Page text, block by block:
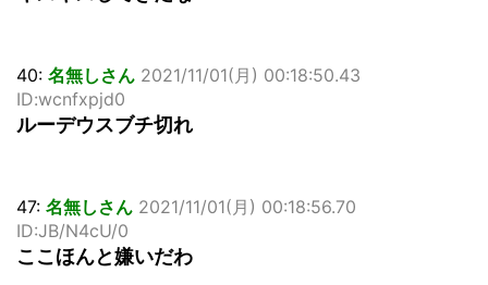
Powered by livedoor 相互RSS
40: 名無しさん 2021/11/01(月) 00:18:50.43
ID:wcnfxpjd0
ルーデウスブチ切れ
47: 名無しさん 2021/11/01(月) 00:18:56.70
ID:JB/N4cU/0
ここほんと嫌いだわ